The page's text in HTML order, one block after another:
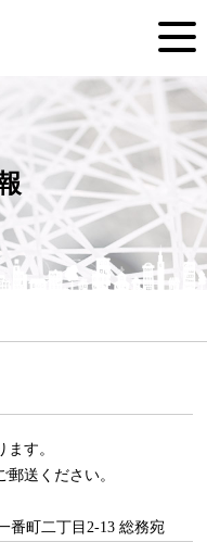
す。
送ください。
町二丁目2-13 総務宛